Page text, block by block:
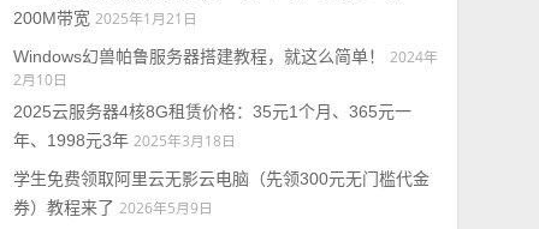
200M带宽 2025年1月21日
Windows幻兽帕鲁服务器搭建教程，就这么简单！
2024年
2月10日
2025云服务器4核8G租赁价格：35元1个月、365元一
年、1998元3年 2025年3月18日
学生免费领取阿里云无影云电脑（先领300元无门槛代金
券）教程来了 2026年5月9日